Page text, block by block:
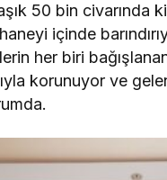
50 bin civarında
içinde
her biri
korunuyor ve